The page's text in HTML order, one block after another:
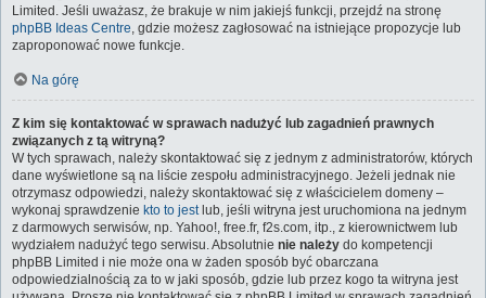
Limited. Jeśli uważasz, że brakuje w nim jakiejś funkcji, przejdź na stronę
phpBB Ideas Centre, gdzie możesz zagłosować na istniejące propozycje lub
zaproponować nowe funkcje.
Na górę
Z kim się kontaktować w sprawach nadużyć lub zagadnień prawnych
związanych z tą witryną?
W tych sprawach, należy skontaktować się z jednym z administratorów, których
dane wyświetlone są na liście zespołu administracyjnego. Jeżeli jednak nie
otrzymasz odpowiedzi, należy skontaktować się z właścicielem domeny –
wykonaj sprawdzenie kto to jestlub, jeśli witryna jest uruchomiona na jednym
z darmowych serwisów, np. Yahoo!, free.fr, f2s.com, itp., z kierownictwem lub
wydziałem nadużyć tego serwisu. Absolutnie nie należy do kompetencji
phpBB Limited i nie może ona w żaden sposób być obarczana
odpowiedzialnością za to w jaki sposób, gdzie lub przez kogo ta witryna jest